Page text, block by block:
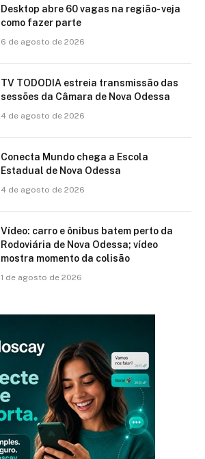
Desktop abre 60 vagas na região- veja
como fazer parte
6 de agosto de 2026
TV TODODIA estreia transmissão das
sessões da Câmara de Nova Odessa
4 de agosto de 2026
Conecta Mundo chega a Escola
Estadual de Nova Odessa
4 de agosto de 2026
Vídeo: carro e ônibus batem perto da
Rodoviária de Nova Odessa; vídeo
mostra momento da colisão
1 de agosto de 2026